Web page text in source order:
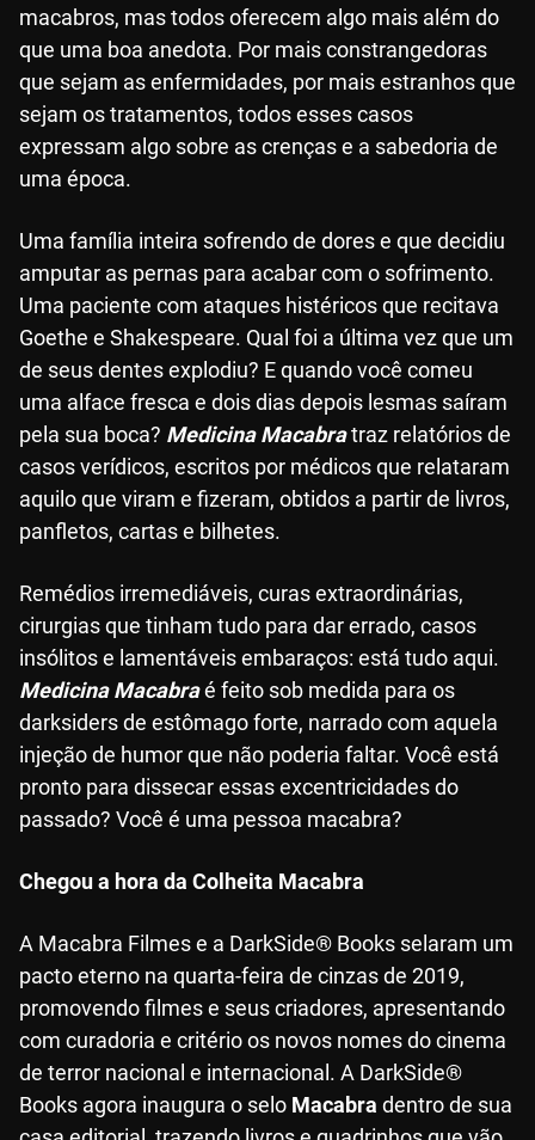
macabros, mas todos oferecem algo mais além do
que uma boa anedota. Por mais constrangedoras
que sejam as enfermidades, por mais estranhos que
sejam os tratamentos, todos esses casos
expressam algo sobre as crenças e a sabedoria de
uma época.
Uma família inteira sofrendo de dores e que decidiu
amputar as pernas para acabar com o sofrimento.
Uma paciente com ataques histéricos que recitava
Goethe e Shakespeare. Qual foi a última vez que um
de seus dentes explodiu? E quando você comeu
uma alface fresca e dois dias depois lesmas saíram
pela sua boca? Medicina Macabratraz relatórios de
casos verídicos, escritos por médicos que relataram
aquilo que viram e fizeram, obtidos a partir de livros,
panfletos, cartas e bilhetes.
Remédios irremediáveis, curas extraordinárias,
cirurgias que tinham tudo para dar errado, casos
insólitos e lamentáveis embaraços: está tudo aqui.
Medicina Macabraé feito sob medida para os
darksiders de estômago forte, narrado com aquela
injeção de humor que não poderia faltar. Você está
pronto para dissecar essas excentricidades do
passado? Você é uma pessoa macabra?
Chegou a hora da Colheita Macabra
A Macabra Filmes e a DarkSide® Books selaram um
pacto eterno na quarta-feira de cinzas de 2019,
promovendo filmes e seus criadores, apresentando
com curadoria e critério os novos nomes do cinema
de terror nacional e internacional. A DarkSide®
Books agora inaugura o selo Macabra dentro de sua